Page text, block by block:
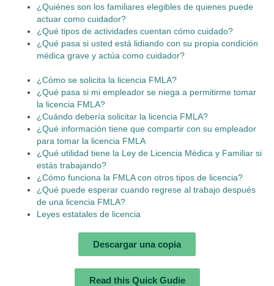
¿Quiénes son los familiares elegibles de quienes puede
actuar como cuidador?
¿Qué tipos de actividades cuentan cómo cuidado?
¿Qué pasa si usted está lidiando con su propia condición
médica grave y actúa como cuidador?
¿Cómo se solicita la licencia FMLA?
¿Qué pasa si mi empleador se niega a permitirme tomar
la licencia FMLA?
¿Cuándo debería solicitar la licencia FMLA?
¿Qué información tiene que compartir con su empleador
para tomar la licencia FMLA
¿Qué utilidad tiene la Ley de Licencia Médica y Familiar si
estás trabajando?
¿Cómo funciona la FMLA con otros tipos de licencia?
¿Qué puede esperar cuando regrese al trabajo después
de una licencia FMLA?
Leyes estatales de licencia
Descargar una copia
Read this Quick Gudie